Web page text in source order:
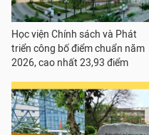
Học viện Chính sách và Phát
triển công bố điểm chuẩn năm
2026, cao nhất 23,93 điểm